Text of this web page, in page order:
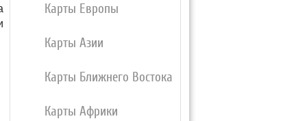
Карты Европы
Карты Азии
Карты Ближнего Востока
Карты Африки